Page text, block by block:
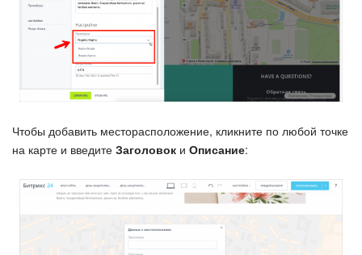
Сайты
Интернет-магазин
Почта
CRM
Онлайн-запись
Чтобы добавить месторасположение, кликните по любой точке
на карте и введите Заголовок и Описание: